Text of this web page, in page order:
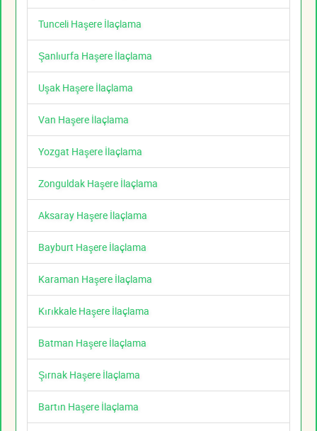
Tunceli Haşere İlaçlama
Şanlıurfa Haşere İlaçlama
Uşak Haşere İlaçlama
Van Haşere İlaçlama
Yozgat Haşere İlaçlama
Zonguldak Haşere İlaçlama
Aksaray Haşere İlaçlama
Bayburt Haşere İlaçlama
Karaman Haşere İlaçlama
Kırıkkale Haşere İlaçlama
Batman Haşere İlaçlama
Şırnak Haşere İlaçlama
Bartın Haşere İlaçlama